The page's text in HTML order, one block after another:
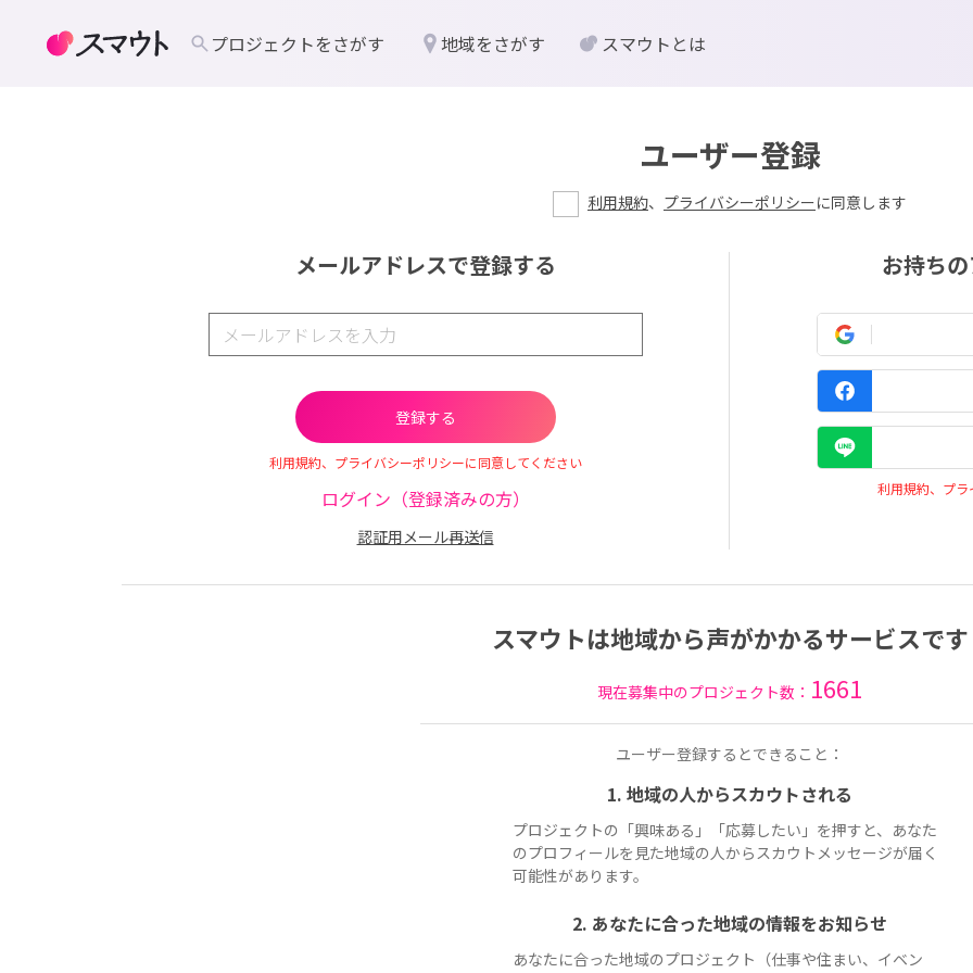
ユーザー登録
利用規約、 プライバシーポリシーに同意します
メールアドレスで登録する
利用規約、プライバシーポリシーに同意してください
ログイン（登録済みの方）
認証用メール再送信
お持ち
利用規約、プ
スマウトは地域から声がかかるサービスです
現在募集中のプロジェクト数： 1661
ユーザー登録するとできること：
1. 地域の人からスカウトされる
プロジェクトの「興味ある」「応募したい」を押すと、あなた
のプロフィールを見た地域の人からスカウトメッセージが届く
可能性があります。
2. あなたに合った地域の情報をお知らせ
あなたに合った地域のプロジェクト（仕事や住まい、イベン
プロジェクトをさがす 地域をさがす スマウトとは